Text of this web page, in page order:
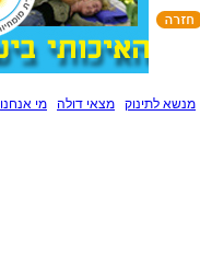
מנשא לתינוק מצאי דולה מי אנחנו